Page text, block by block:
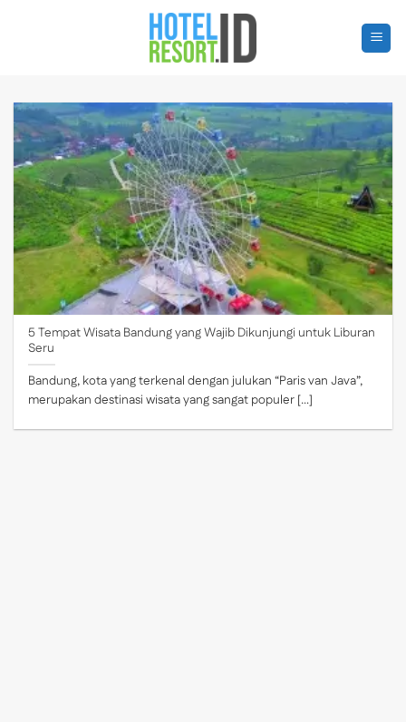
5 Tempat Wisata Bandung yang Wajib Dikunjungi untuk Liburan
Seru
Bandung, kota yang terkenal dengan julukan “Paris van Java”,
merupakan destinasi wisata yang sangat populer [...]